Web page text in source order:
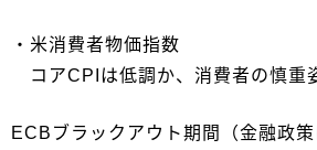
・米消費者物価指数
コアCPIは低調か、消費者の慎重
ECBブラックアウト期間（金融政策